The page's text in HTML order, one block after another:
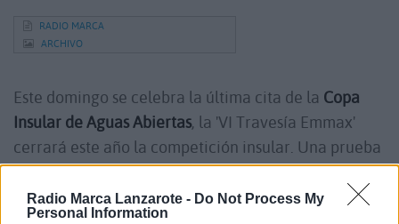
Radio Marca Lanzarote - Do Not Process My
Personal Information
RADIO MARCA
ARCHIVO
Este domingo se celebra la última cita de la Copa
Insular de Aguas Abiertas, la 'VI Travesía Emmax'
cerrará este año la competición insular. Una prueba
que volverá a desarrollarse en aguas dePlaya
Hondafrente al Restaurante Emmax.